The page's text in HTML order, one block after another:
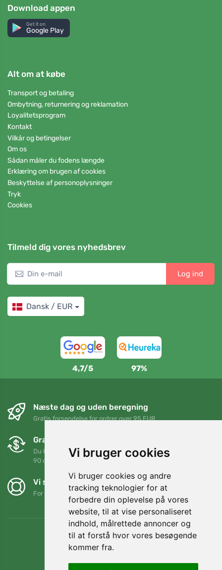
Vi bruger cookies
Vi bruger cookies og andre
tracking teknologier for at
forbedre din oplevelse på vores
website, til at vise personaliseret
indhold, målrettede annoncer og
til at forstå hvor vores besøgende
kommer fra.
Download appen
Get it on
Google Play
Alt om at købe
Transport og betaling
Ombytning, returnering og reklamation
Loyalitetsprogram
Kontakt
Vilkår og betingelser
Om os
Sådan måler du fodens længde
Erklæring om brugen af cookies
Beskyttelse af personoplysninger
Tryk
Cookies
Tilmeld dig vores nyhedsbrev
Log ind
Dansk / EUR
4,7/5 97%
Næste dag og uden beregning
Gratis forsendelse for ordrer over 95 EUR
Gratis ombytning og returnering
Du kan returnere eller bytte din ordre når som helst inden for
90 dage
Vi støtter Trees.org
For hver ordre planter vi et træ! Læs mere Om os